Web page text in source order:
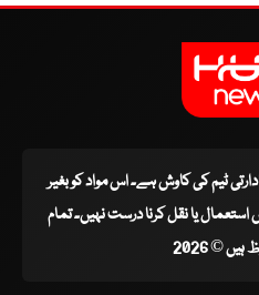
ادارتی ٹیم کی کاوش ہے۔ اس مواد کو بغیر
یا نقل کرنا درست نہیں۔ تمام
© 2026